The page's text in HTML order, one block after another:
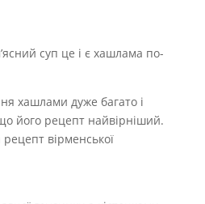
суп це і є хашлама по-
хашлами дуже багато і
його рецепт найвірніший.
вірменської